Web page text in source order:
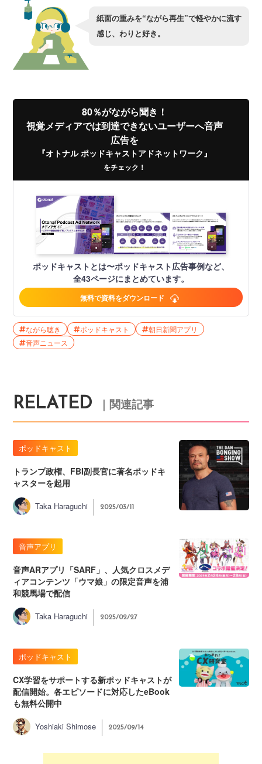
紙面の重みを“ながら再生”で軽やかに流す
感じ、わりと好き。
80％がながら聞き！
視覚メディアでは到達できないユーザーへ音声
広告を
『オトナル ポッドキャストアドネットワーク』
をチェック！
ポッドキャストとは〜ポッドキャスト広告事例など、
全43ページにまとめています。
無料で資料をダウンロード
ながら聴き ポッドキャスト
朝日新聞アプリ
音声ニュース
RELATED ｜関連記事
ポッドキャスト
トランプ政権、FBI副長官に著名ポッドキ
ャスターを起用
Taka Haraguchi 2025/03/11
音声アプリ
音声ARアプリ「SARF」、人気クロスメデ
ィアコンテンツ「ウマ娘」の限定音声を浦
和競馬場で配信
Taka Haraguchi 2025/02/27
ポッドキャスト
CX学習をサポートする新ポッドキャストが
配信開始。各エピソードに対応したeBook
も無料公開中
Yoshiaki Shimose 2025/09/14